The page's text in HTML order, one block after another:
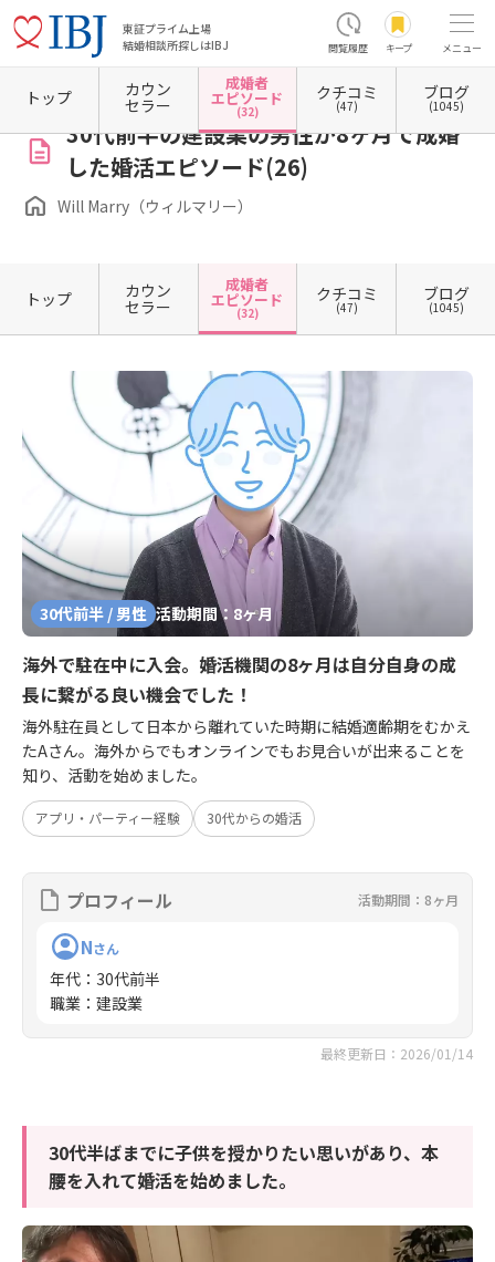
東証プライム上場
結婚相談所探しはIBJ
閲覧履歴 キープ メニュー
ホーム 東京都の結婚相談所 東京都渋谷区 東京都渋谷区恵比寿 Will Marry（ウィルマ
30代前半の建設業の男性が8ヶ月で成婚
した婚活エピソード(26)
Will Marry（ウィルマリー）
トップ カウン
セラー
成婚者
エピソード
(32)
クチコミ
(47)
ブログ
(1045)
トップ カウン
セラー
成婚者
エピソード
(32)
クチコミ
(47)
ブログ
(1045)
30代前半 / 男性 活動期間：8ヶ月
海外で駐在中に入会。婚活機関の8ヶ月は自分自身の成
長に繋がる良い機会でした！
海外駐在員として日本から離れていた時期に結婚適齢期をむかえ
たAさん。海外からでもオンラインでもお見合いが出来ることを
知り、活動を始めました。
アプリ・パーティー経験 30代からの婚活
プロフィール 活動期間：8ヶ月
Nさん
年代 ： 30代前半
職業 ： 建設業
最終更新日：2026/01/14
30代半ばまでに子供を授かりたい思いがあり、本
腰を入れて婚活を始めました。